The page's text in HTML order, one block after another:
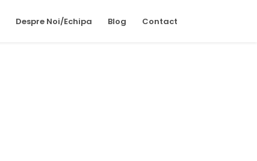
Despre Noi/Echipa Blog Contact